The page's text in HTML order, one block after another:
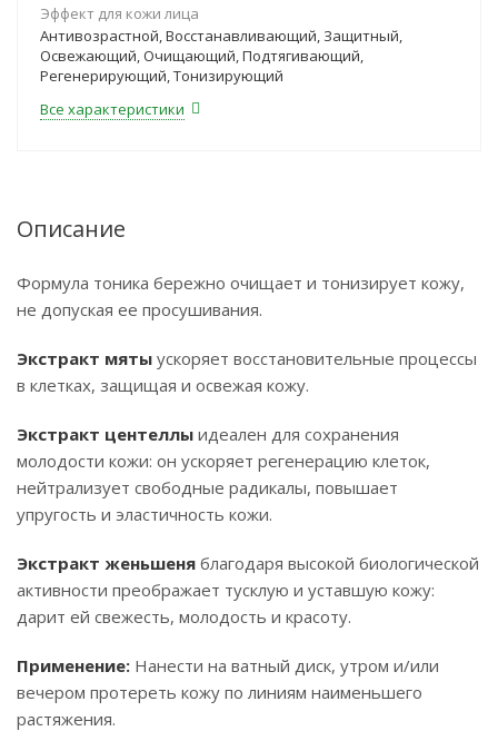
Эффект для кожи лица
Антивозрастной, Восстанавливающий, Защитный,
Освежающий, Очищающий, Подтягивающий,
Регенерирующий, Тонизирующий
Все характеристики
Описание
Формула тоника бережно очищает и тонизирует кожу,
не допуская ее просушивания.
Экстракт мяты ускоряет восстановительные процессы
в клетках, защищая и освежая кожу.
Экстракт центеллы идеален для сохранения
молодости кожи: он ускоряет регенерацию клеток,
нейтрализует свободные радикалы, повышает
упругость и эластичность кожи.
Экстракт женьшеня благодаря высокой биологической
активности преображает тусклую и уставшую кожу:
дарит ей свежесть, молодость и красоту.
Применение: Нанести на ватный диск, утром и/или
вечером протереть кожу по линиям наименьшего
растяжения.